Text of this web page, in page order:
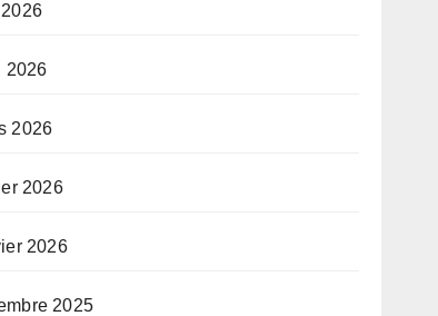
2026
2026
2026
2026
2025